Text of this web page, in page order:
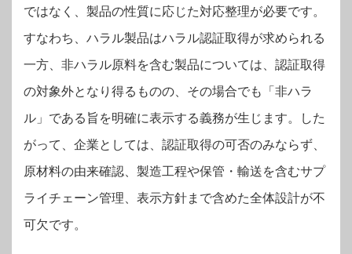
ではなく、製品の性質に応じた対応整理が必要です。
すなわち、ハラル製品はハラル認証取得が求められる
一方、非ハラル原料を含む製品については、認証取得
の対象外となり得るものの、その場合でも「非ハラ
ル」である旨を明確に表示する義務が生じます。した
がって、企業としては、認証取得の可否のみならず、
原材料の由来確認、製造工程や保管・輸送を含むサプ
ライチェーン管理、表示方針まで含めた全体設計が不
可欠です。